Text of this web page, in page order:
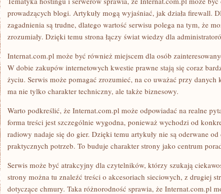
prowadzących blogi. Artykuły mogą wyjaśniać, jak działa firewall.
zagadnienia są trudne, dlatego wartość serwisu polega na tym, że
zrozumiały. Dzięki temu strona łączy świat wiedzy dla
Internat.com.pl może być również miejscem dla osób
W dobie zakupów internetowych kwestie prawne stają się coraz
życiu. Serwis może pomagać zrozumieć, na co uważać przy danych
ma nie tylko charakter techniczny, ale także biznesowy.
Warto podkreślić, że Internat.com.pl może odpowiadać na realne
forma treści jest szczególnie wygodna, ponieważ wychodzi od
radiowy nadaje się do gier. Dzięki temu artykuły nie są oderwane
praktycznych potrzeb. To buduje charakter strony jako centrum
Serwis może być atrakcyjny dla czytelników, którzy szukają
strony można tu znaleźć treści o akcesoriach sieciowych, z drugiej
dotyczące chmury. Taka różnorodność sprawia, że Internat.com.pl